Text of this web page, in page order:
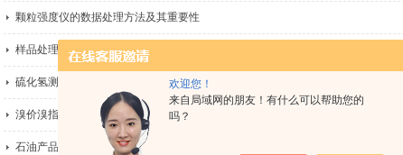
欢迎您！
来自局域网的朋友！有什么可以帮助您的
吗？
颗粒强度仪的数据处理方法及其重要性
样品处理到结果输出：硫醇硫测定仪全流程操作指南
硫化氢测定仪如何助力企业实现绿色生产
溴价溴指数测定仪：化学分析的新宠儿
‌石油产品密度试验仪主要用于测定原油和液体石油产品的密度